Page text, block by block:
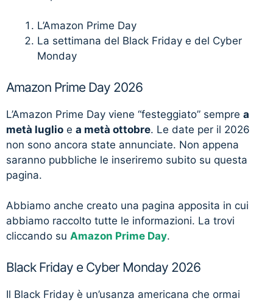
L’Amazon Prime Day
La settimana del Black Friday e del Cyber
Monday
Amazon Prime Day 2026
L’Amazon Prime Day viene “festeggiato” sempre a
metà luglio e a metà ottobre. Le date per il 2026
non sono ancora state annunciate. Non appena
saranno pubbliche le inseriremo subito su questa
pagina.
Abbiamo anche creato una pagina apposita in cui
abbiamo raccolto tutte le informazioni. La trovi
cliccando su Amazon Prime Day.
Black Friday e Cyber Monday 2026
Il Black Friday è un’usanza americana che ormai